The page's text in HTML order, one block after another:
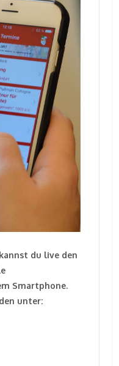
du live den
Smartphone.
unter: